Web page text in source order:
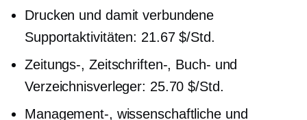
Drucken und damit verbundene
Supportaktivitäten: 21.67 $/Std.
Zeitungs-, Zeitschriften-, Buch- und
Verzeichnisverleger: 25.70 $/Std.
Management-, wissenschaftliche und